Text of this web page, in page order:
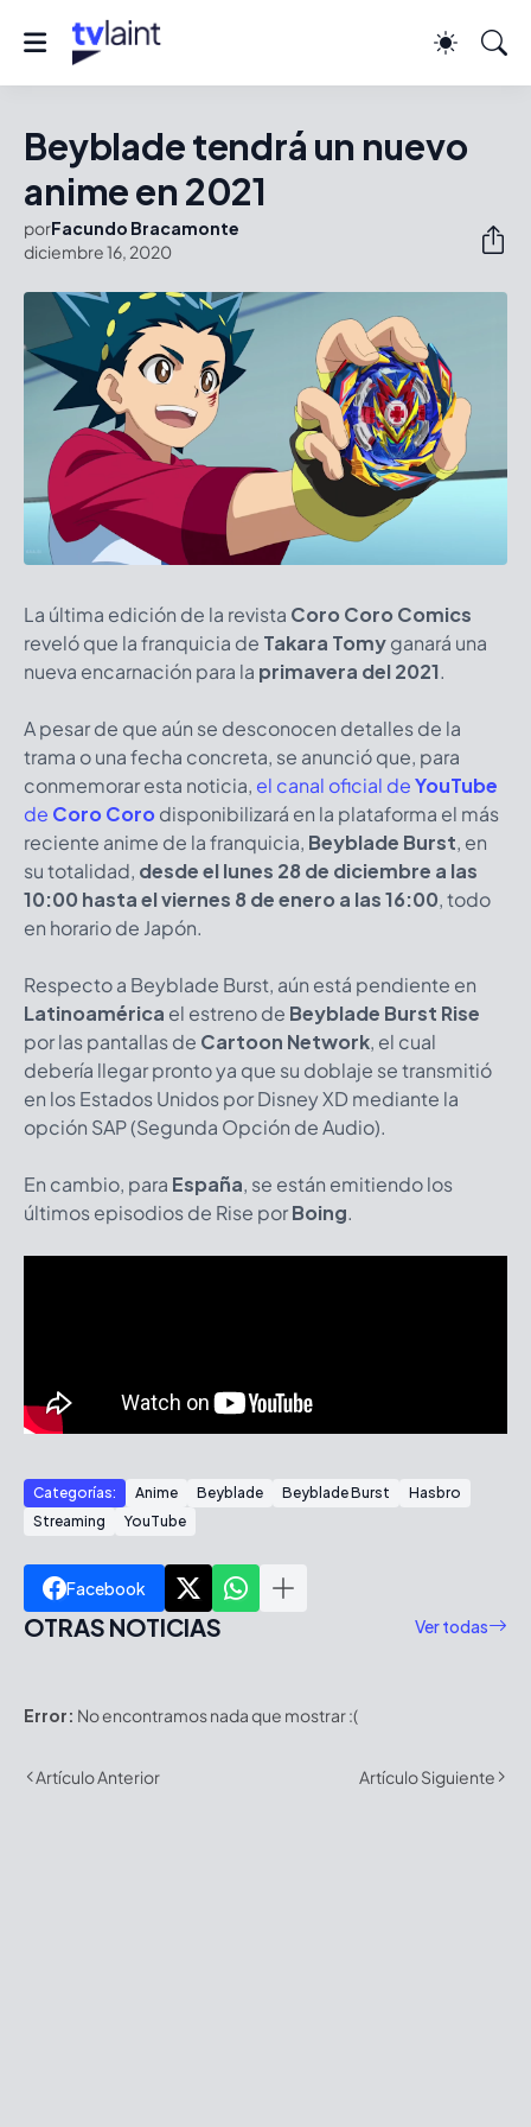
Beyblade tendrá un nuevo
anime en 2021
porFacundo Bracamonte
diciembre 16, 2020
La última edición de la revista Coro Coro Comics
reveló que la franquicia de Takara Tomyganará una
nueva encarnación para la primavera del 2021.
A pesar de que aún se desconocen detalles de la
trama o una fecha concreta, se anunció que, para
conmemorar esta noticia, el canal oficial deYouTube
de Coro Coro disponibilizará en la plataforma el más
reciente anime de la franquicia, Beyblade Burst, en
su totalidad, desde el lunes 28 de diciembre a las
10:00 hasta el viernes 8 de enero a las 16:00, todo
en horario de Japón.
Respecto a Beyblade Burst, aún está pendiente en
Latinoamérica el estreno de Beyblade Burst Rise
por las pantallas de Cartoon Network, el cual
debería llegar pronto ya que su doblaje se transmitió
en los Estados Unidos por Disney XD mediante la
opción SAP (Segunda Opción de Audio).
En cambio, para España, se están emitiendo los
últimos episodios de Rise porBoing.
Categorías: Anime Beyblade Beyblade Burst
Hasbro
Streaming
YouTube
Facebook
OTRAS NOTICIAS Ver todas
Error: No encontramos nada que mostrar :(
Artículo Anterior Artículo Siguiente